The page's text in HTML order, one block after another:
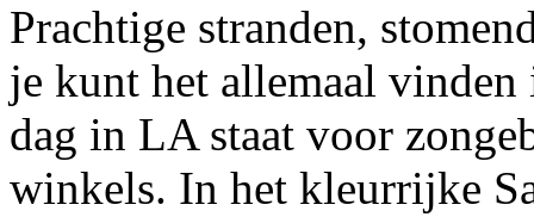
Prachtige stranden,
je kunt het allemaal
dag in LA staat voor
winkels. In het kleurrijke